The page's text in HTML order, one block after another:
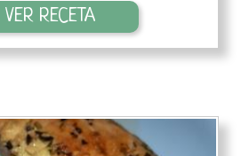
VER RECETA